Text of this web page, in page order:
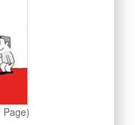
Page)